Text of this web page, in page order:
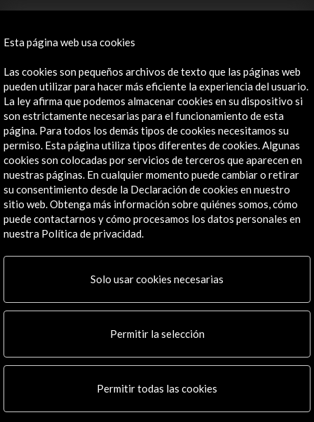
José Abascal, 4 - 4º
Canales de contacto
Explora
Institucional
Actividades
Programa PICE
Residencias
Noticias
Multimedia
Boletín digital
Conecta
X (Twitter)
Esta página web usa cookies
Las cookies son pequeños archivos de texto que las páginas web
pueden utilizar para hacer más eficiente la experiencia del usuario.
La ley afirma que podemos almacenar cookies en su dispositivo si
son estrictamente necesarias para el funcionamiento de esta
página. Para todos los demás tipos de cookies necesitamos su
permiso. Esta página utiliza tipos diferentes de cookies. Algunas
cookies son colocadas por servicios de terceros que aparecen en
nuestras páginas. En cualquier momento puede cambiar o retirar
su consentimiento desde la Declaración de cookies en nuestro
sitio web. Obtenga más información sobre quiénes somos, cómo
puede contactarnos y cómo procesamos los datos personales en
nuestra Política de privacidad.
Solo usar cookies necesarias
Permitir la selección
Permitir todas las cookies